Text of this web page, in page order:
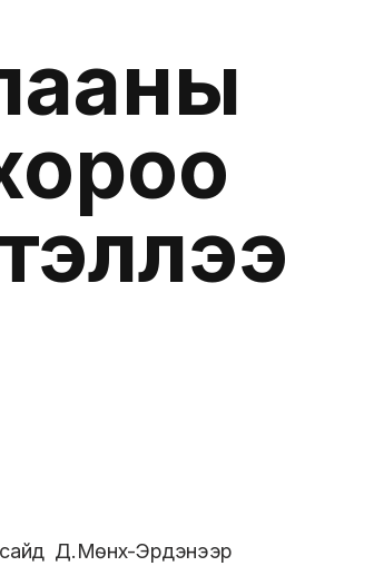
сайд Д.Мөнх-Эрдэнээр